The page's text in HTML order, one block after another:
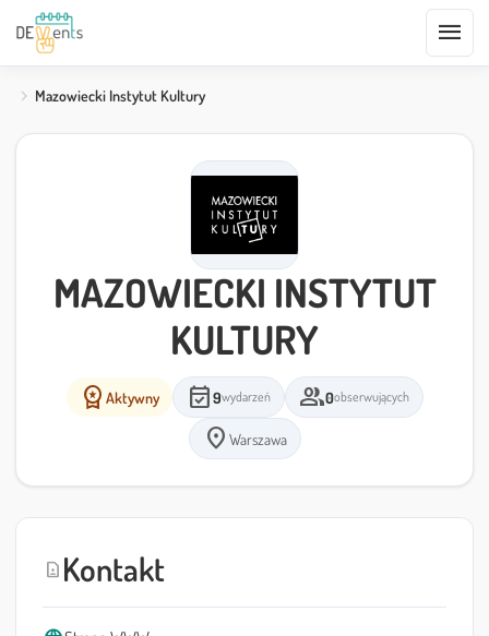
menu
Mazowiecki Instytut Kultury
MAZOWIECKI INSTYTUT
KULTURY
workspace_premium Aktywny event_available9wydarzeń group0obserwujących
location_on Warszawa
contact_page Kontakt